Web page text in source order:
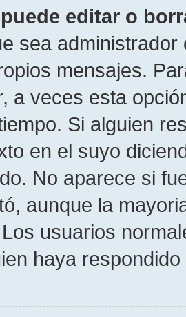
editar o
sea
mensajes.
, a veces esta
Si alguien
en el suyo
No aparece si
aunque la
usuarios
haya